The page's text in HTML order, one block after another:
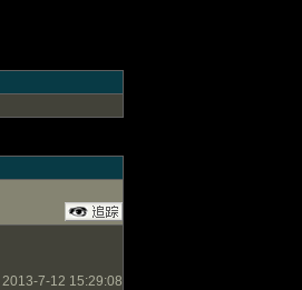
2013-7-12 15:29:08